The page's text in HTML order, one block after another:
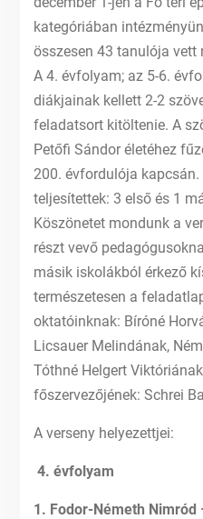
kategóriában
összesen 43 tanulója vett
A 4. évfolyam; az 5-6.
diákjainak kellett 2-2
feladatsort kitöltenie. A
Petőfi Sándor életéhez
200. évfordulója
teljesítettek: 3 első és 1
Köszönetet mondunk a
részt vevő
másik iskolákból érkező
természetesen a
oktatóinknak: Bíróné
Licsauer Melindának,
Tóthné Helgert
főszervezőjének: Schrei
A verseny helyezettjei:
4. évfolyam
1. Fodor-Németh Nimród